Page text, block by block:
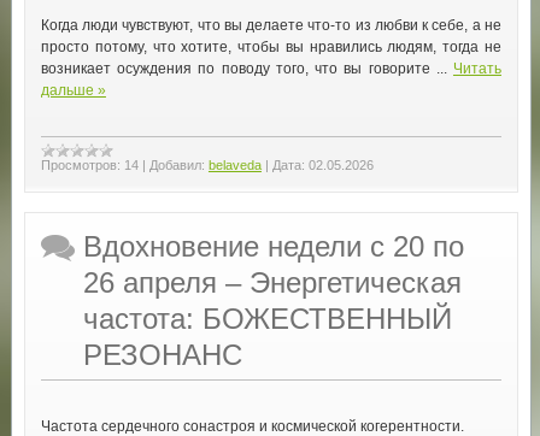
Когда люди чувствуют, что вы делаете что-то из любви к себе, а не
просто потому, что хотите, чтобы вы нравились людям, тогда не
возникает осуждения по поводу того, что вы говорите ... Читать
дальше »
Просмотров: 14 | Добавил: belaveda | Дата: 02.05.2026
Вдохновение недели с 20 по
26 апреля – Энергетическая
частота: БОЖЕСТВЕННЫЙ
РЕЗОНАНС
Частота сердечного сонастроя и космической когерентности.